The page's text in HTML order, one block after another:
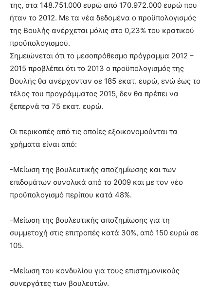
της, στα 148.751.000 ευρώ από 170.972.000 ευρώ που
ήταν το 2012. Με τα νέα δεδομένα ο προϋπολογισμός
της Βουλής ανέρχεται μόλις στο 0,23% του κρατικού
προϋπολογισμού.
Σημειώνεται ότι το μεσοπρόθεσμο πρόγραμμα 2012 –
2015 προβλέπει ότι το 2013 ο προϋπολογισμός της
Βουλής θα ανέρχονταν σε 185 εκατ. ευρώ, ενώ έως το
τέλος του προγράμματος 2015, δεν θα πρέπει να
ξεπερνά τα 75 εκατ. ευρώ.
Οι περικοπές από τις οποίες εξοικονομούνται τα
χρήματα είναι από:
-Μείωση της βουλευτικής αποζημίωσης και των
επιδομάτων συνολικά από το 2009 και με τον νέο
προϋπολογισμό περίπου κατά 48%.
-Μείωση της βουλευτικής αποζημίωσης για τη
συμμετοχή στις επιτροπές κατά 30%, από 150 ευρώ σε
105.
-Μείωση του κονδυλίου για τους επιστημονικούς
συνεργάτες των βουλευτών.